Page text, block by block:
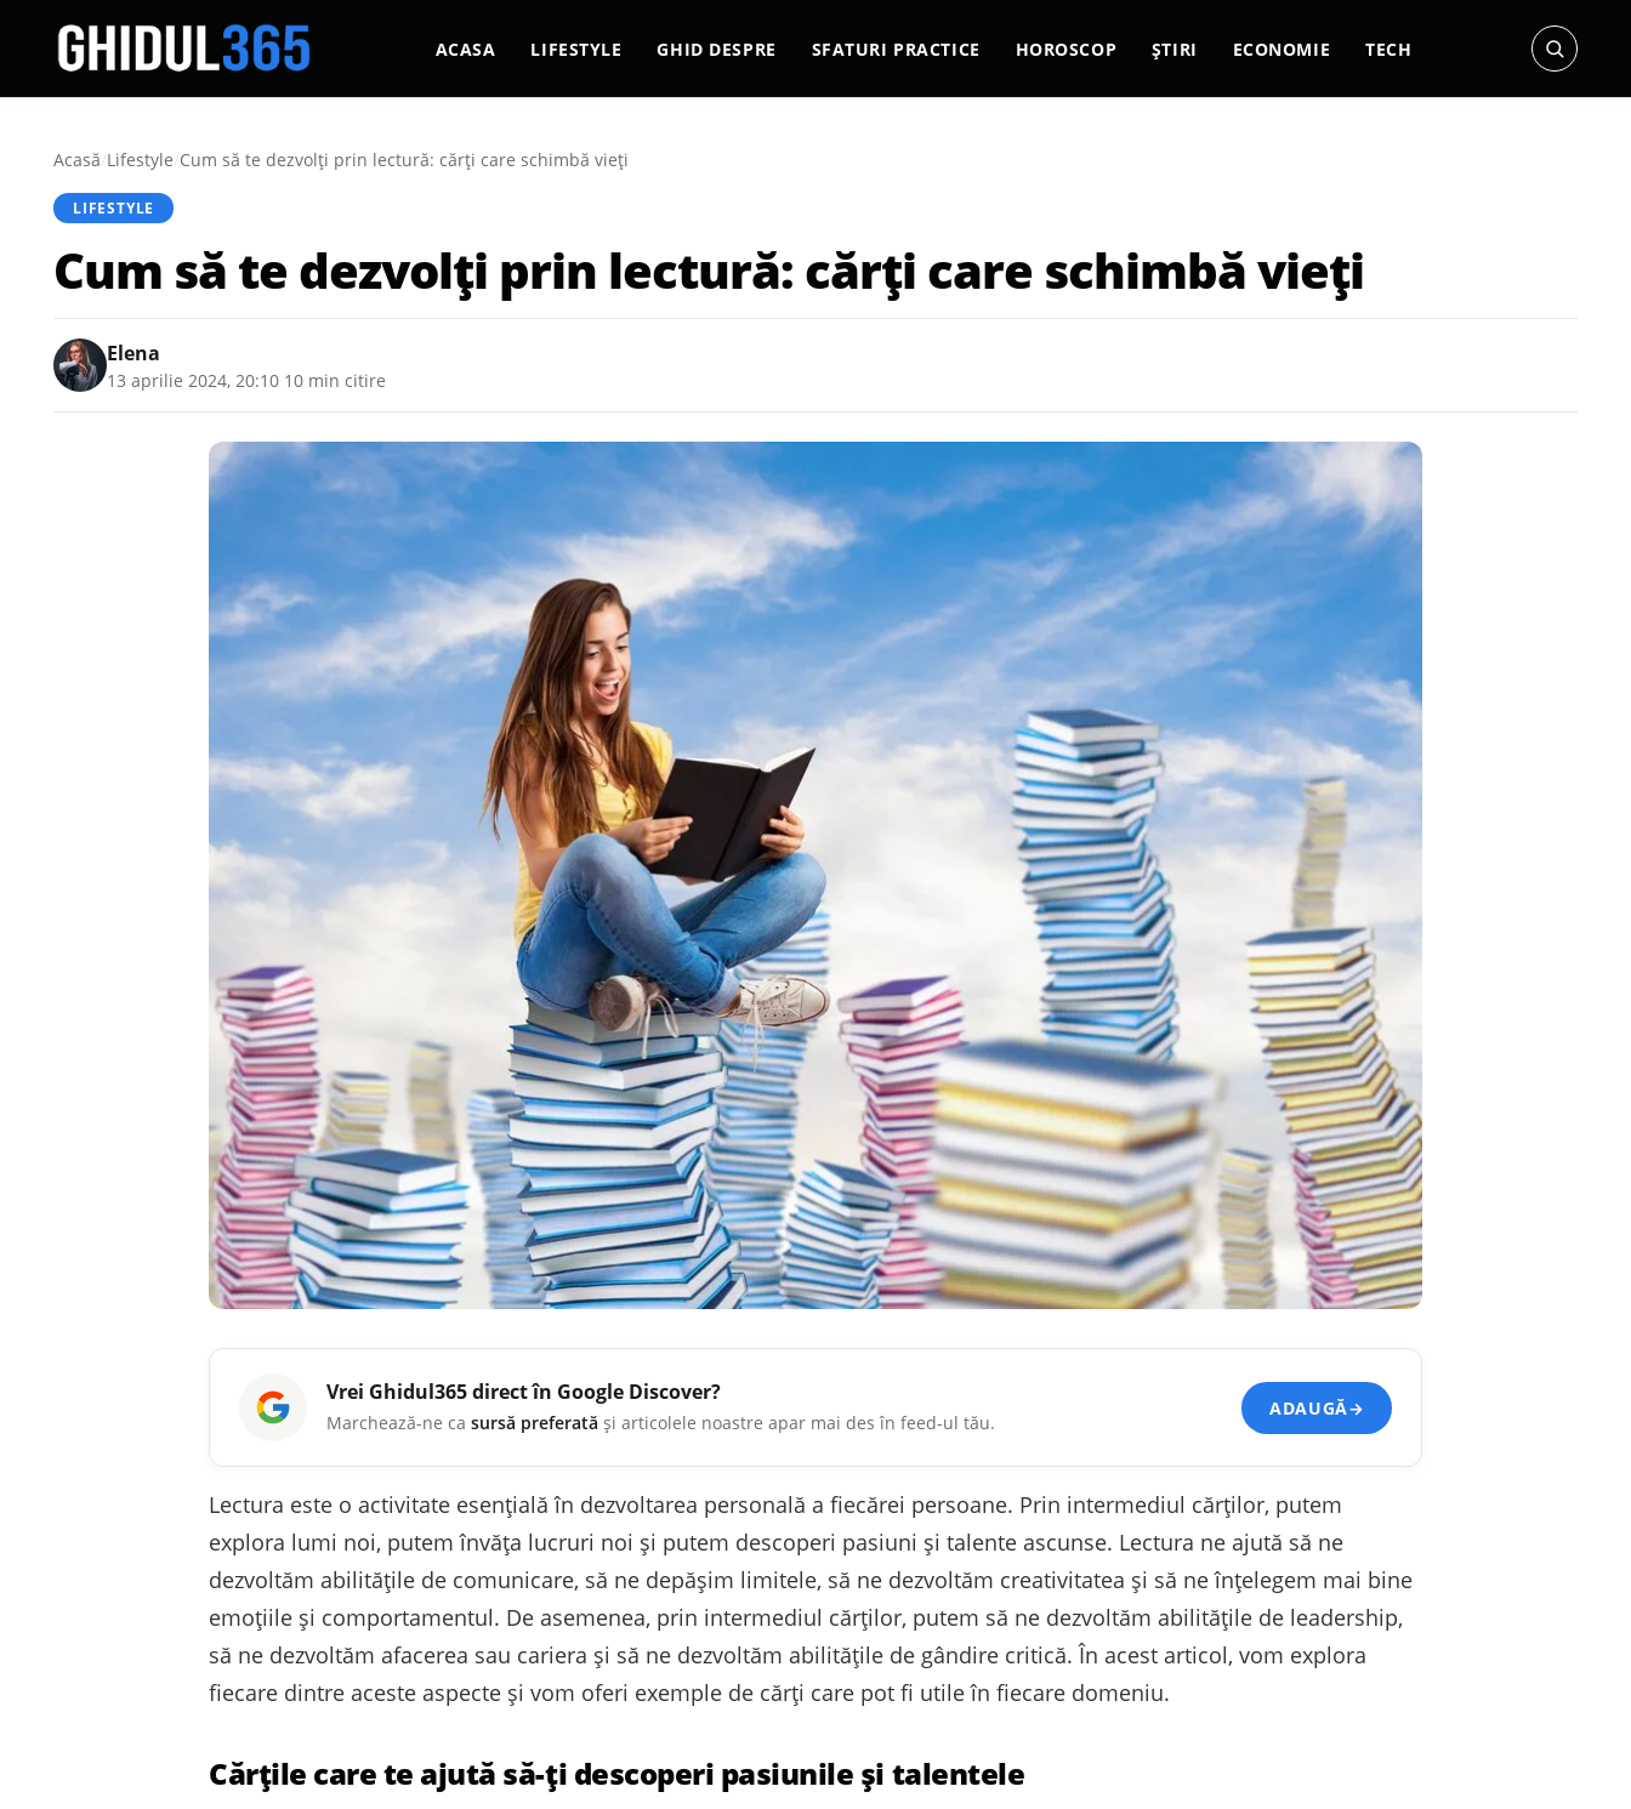
ACASA LIFESTYLE GHID DESPRE SFATURI PRACTICE HOROSCOP ȘTIRI ECONOMIE TECH
Acasă/Lifestyle/Cum să te dezvolți prin lectură: cărți care schimbă vieți
LIFESTYLE
Cum să te dezvolți prin lectură: cărți care schimbă vieți
Elena
13 aprilie 2024, 20:10 10 min citire
Vrei Ghidul365direct în Google Discover?
Marchează-ne ca sursă preferată și articolele noastre apar mai des în feed-ul tău.
ADAUGĂ→
Lectura este o activitate esențială în dezvoltarea personală a fiecărei persoane. Prin intermediul cărților, putem
explora lumi noi, putem învăța lucruri noi și putem descoperi pasiuni și talente ascunse. Lectura ne ajută să ne
dezvoltăm abilitățile de comunicare, să ne depășim limitele, să ne dezvoltăm creativitatea și să ne înțelegem mai bine
emoțiile și comportamentul. De asemenea, prin intermediul cărților, putem să ne dezvoltăm abilitățile de leadership,
să ne dezvoltăm afacerea sau cariera și să ne dezvoltăm abilitățile de gândire critică. În acest articol, vom explora
fiecare dintre aceste aspecte și vom oferi exemple de cărți care pot fi utile în fiecare domeniu.
Cărțile care te ajută să-ți descoperi pasiunile și talentele